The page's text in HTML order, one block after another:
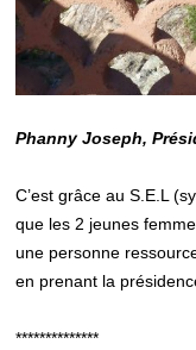
Phanny Joseph,
C’est grâce au S.E.L
que les 2 jeunes
une personne
en prenant la
**************